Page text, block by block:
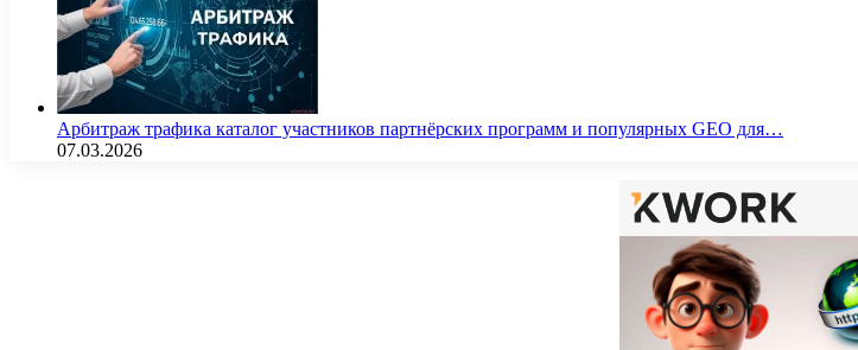
Арбитраж трафика каталог участников партнёрских программ и популярных GEO для…
07.03.2026